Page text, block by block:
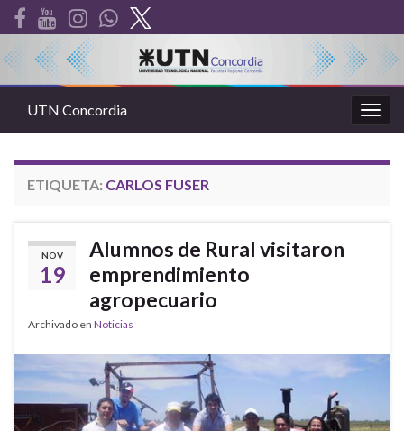
la
UTN Concordia
ETIQUETA: CARLOS FUSER
NOV
19
Alumnos de Rural visitaron
emprendimiento
agropecuario
Archivado en Noticias